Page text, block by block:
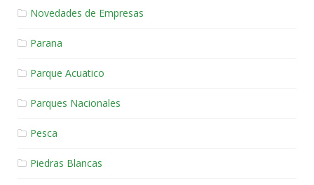
Novedades de Empresas
Parana
Parque Acuatico
Parques Nacionales
Pesca
Piedras Blancas